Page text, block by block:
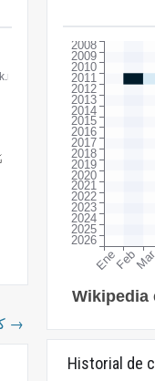
→
Historial de